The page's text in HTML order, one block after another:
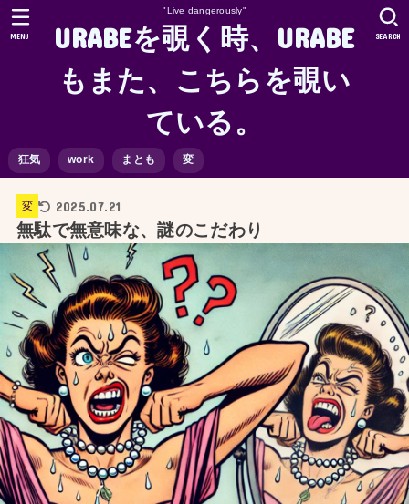
"Live dangerously"
URABEを覗く時、URABE
もまた、こちらを覗い
ている。
狂気 work まとも 変
SEARCH
MENU
変 2025.07.21
無駄で無意味な、謎のこだわり